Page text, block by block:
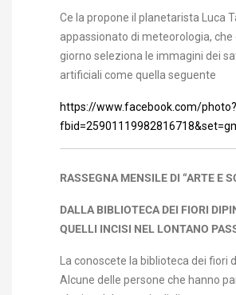
Ce la propone il planetarista Luca
appassionato di meteorologia, che
giorno seleziona le immagini dei
artificiali come quella seguente
https://www.facebook.com/photo?
RASSEGNA MENSILE DI “ARTE E
DALLA BIBLIOTECA DEI FIORI
QUELLI INCISI NEL LONTANO
La conoscete la biblioteca dei fiori
Alcune delle persone che hanno